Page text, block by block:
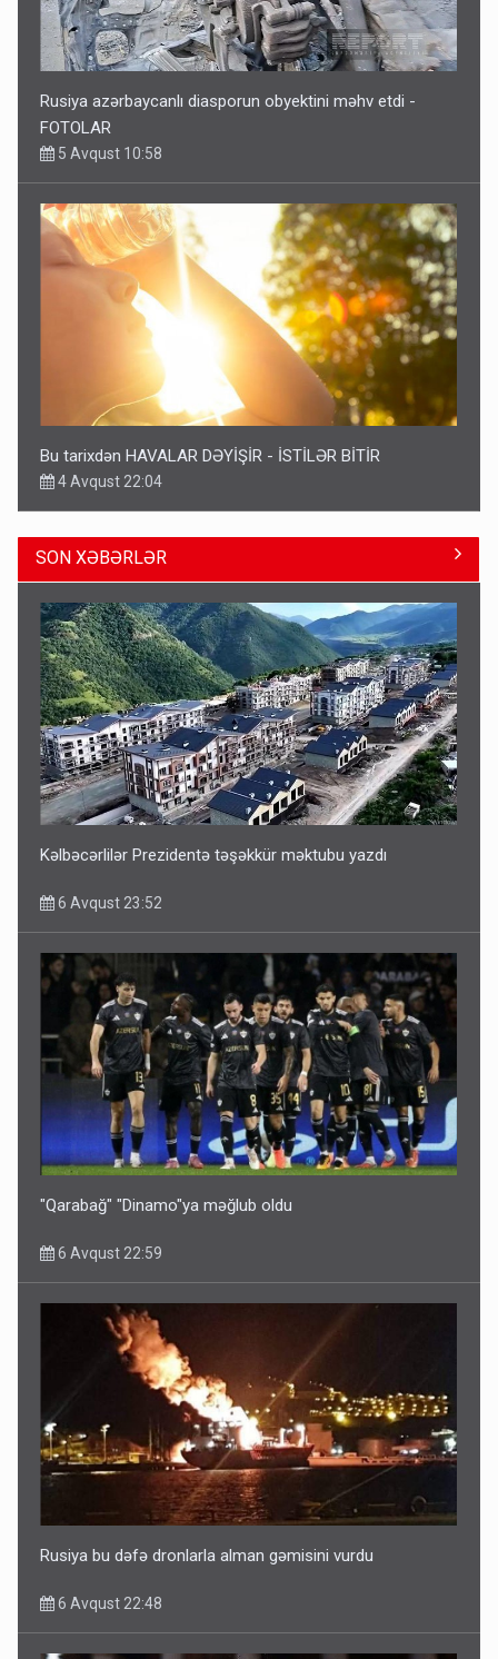
Rusiya azərbaycanlı diasporun obyektini məhv etdi -
FOTOLAR
5 Avqust 10:58
Bu tarixdən HAVALAR DƏYİŞİR - İSTİLƏR BİTİR
4 Avqust 22:04
ŞOK! David Seliverstov ölkədən qaçdı
6 Avqust 14:14
Bu ölkələrə şəxsiyyət vəsiqəsi ilə gedə biləcəksiniz -
SİYAHI
6 Avqust 10:53
Ərdoğana sui-qəsd planının iştirakçısı detalları açıqladı
SON XƏBƏRLƏR
Kəlbəcərlilər Prezidentə təşəkkür məktubu yazdı
6 Avqust 23:52
"Qarabağ" "Dinamo"ya məğlub oldu
6 Avqust 22:59
Rusiya bu dəfə dronlarla alman gəmisini vurdu
6 Avqust 22:48